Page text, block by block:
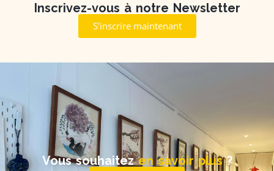
Inscrivez-vous à notre Newsletter
S'inscrire maintenant
Vous souhaitezen savoir plus?